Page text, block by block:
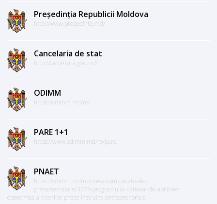
Președinția Republicii Moldova
http://www.presedinte.md/
Cancelaria de stat
http://cancelaria.gov.md/
ODIMM
https://odimm.md/ro/
PARE 1+1
https://www.odimm.md/ro/pare
PNAET
https://odimm.md/ro/presa/comunicate-de-
presa/seminare/3376-programului-national-de-abilitare-
economica-a-tinerilor-pnaet-instruire-antreprenoriala